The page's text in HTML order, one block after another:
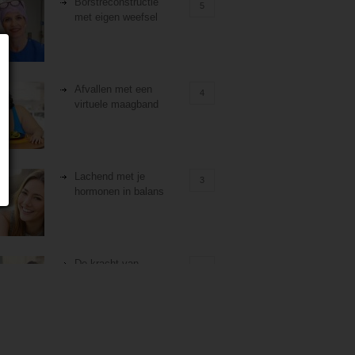
met eigen weefsel
5
Afvallen met een
virtuele maagband
4
Lachend met je
hormonen in balans
3
De kracht van